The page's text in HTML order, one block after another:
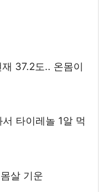
37.2도.. 온몸이
타이레놀 1알 먹
살 기운